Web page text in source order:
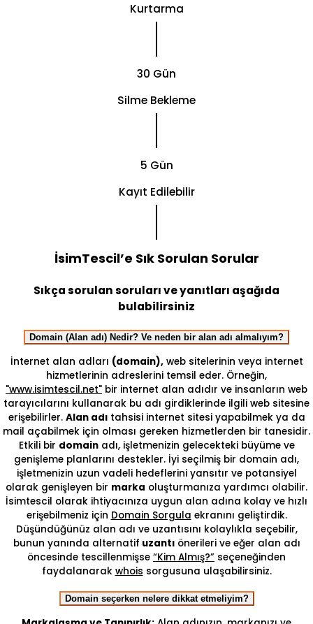
Kurtarma
30 Gün
Silme Bekleme
5 Gün
Kayıt Edilebilir
İsimTescil’e Sık Sorulan Sorular
Sıkça sorulan soruları ve yanıtları aşağıda
bulabilirsiniz
Domain (Alan adı) Nedir? Ve neden bir alan adı almalıyım?
İnternet alan adları (domain),web sitelerinin veya internet
hizmetlerinin adreslerini temsil eder. Örneğin,
"www.isimtescil.net" bir internet alan adıdır ve insanların web
tarayıcılarını kullanarak bu adı girdiklerinde ilgili web sitesine
erişebilirler. Alan adıtahsisi internet sitesi yapabilmek ya da
mail açabilmek için olması gereken hizmetlerden bir tanesidir.
Etkili bir domainadı, işletmenizin gelecekteki büyüme ve
genişleme planlarını destekler. İyi seçilmiş bir domain adı,
işletmenizin uzun vadeli hedeflerini yansıtır ve potansiyel
olarak genişleyen bir marka oluşturmanıza yardımcı olabilir.
İsimtescil olarak ihtiyacınıza uygun alan adına kolay ve hızlı
erişebilmeniz için Domain Sorgula ekranını geliştirdik.
Düşündüğünüz alan adı ve uzantısını kolaylıkla seçebilir,
bunun yanında alternatif uzantıönerileri ve eğer alan adı
öncesinde tescillenmişse “Kim Almış?” seçeneğinden
faydalanarak whois sorgusuna ulaşabilirsiniz.
Domain seçerken nelere dikkat etmeliyim?